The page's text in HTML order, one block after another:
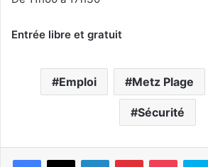
Entrée libre et gratuit
Emploi Metz Plage
Sécurité
LinkedinPinterestPocket